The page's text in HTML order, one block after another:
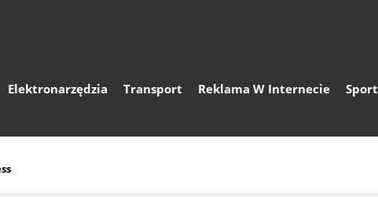
Elektronarzędzia Transport Reklama W Internecie Sport